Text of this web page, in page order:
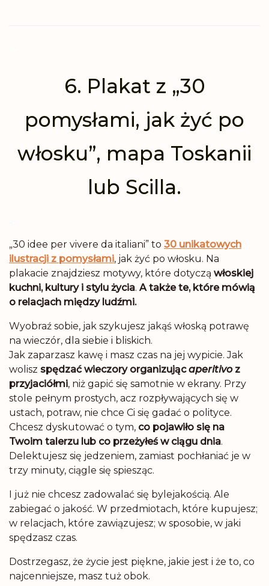
.
6. Plakat z „30
pomysłami, jak żyć po
włosku”, mapa Toskanii
lub Scilla.
..
„30 idee per vivere da italiani” to 30 unikatowych
ilustracji z pomysłami, jak żyć po włosku. Na
plakacie znajdziesz motywy, które dotyczą włoskiej
kuchni, kultury i stylu życia. A także te, które mówią
o relacjach między ludźmi.
Wyobraź sobie, jak szykujesz jakąś włoską potrawę
na wieczór, dla siebie i bliskich.
Jak zaparzasz kawę i masz czas na jej wypicie. Jak
wolisz spędzać wieczory organizującaperitivoz
przyjaciółmi, niż gapić się samotnie w ekrany. Przy
stole pełnym prostych, acz rozpływających się w
ustach, potraw, nie chce Ci się gadać o polityce.
Chcesz dyskutować o tym, co pojawiło się na
Twoim talerzu lub co przeżyłeś w ciągu dnia.
Delektujesz się jedzeniem, zamiast pochłaniać je w
trzy minuty, ciągle się spiesząc.
I już nie chcesz zadowalać się bylejakością. Ale
zabiegać o jakość. W przedmiotach, które kupujesz;
w relacjach, które zawiązujesz; w sposobie, w jaki
spędzasz czas.
Dostrzegasz, że życie jest piękne, jakie jest i że to, co
najcenniejsze, masz tuż obok.